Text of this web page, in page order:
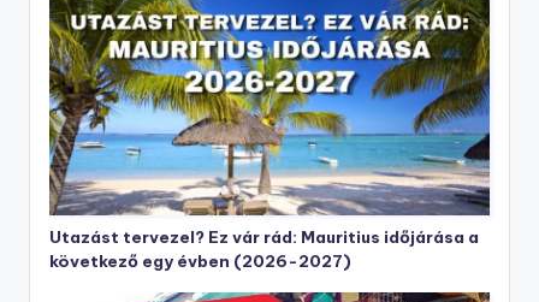
Utazást tervezel? Ez vár rád: Mauritius időjárása a
következő egy évben (2026-2027)